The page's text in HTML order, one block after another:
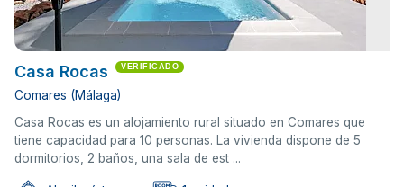
Casa Rocas VERIFICADO
Comares (Málaga)
Casa Rocas es un alojamiento rural situado en Comares que
tiene capacidad para 10 personas. La vivienda dispone de 5
dormitorios, 2 baños, una sala de est ...